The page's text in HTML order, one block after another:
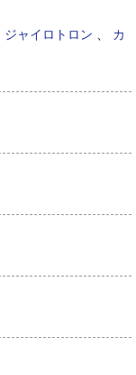
ジャイロトロン
カ